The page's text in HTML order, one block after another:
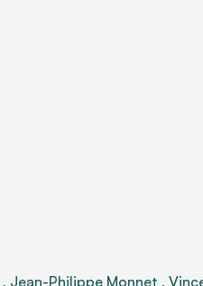
, Jean-Philippe Monnet ,